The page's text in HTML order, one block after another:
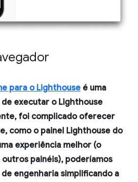
para o Lighthouse é uma
executar o Lighthouse
foi complicado oferecer
como o painel Lighthouse do
experiência melhor (o
painéis), poderíamos
engenharia simplificando a